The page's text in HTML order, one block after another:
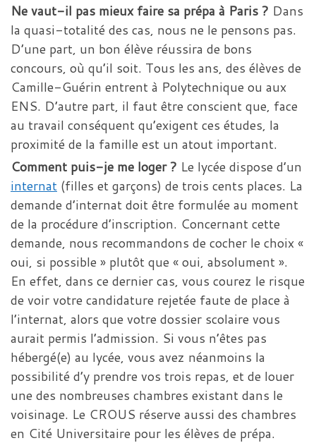
Ne vaut-il pas mieux faire sa prépa à Paris ? Dans
la quasi-totalité des cas, nous ne le pensons pas.
D’une part, un bon élève réussira de bons
concours, où qu’il soit. Tous les ans, des élèves de
Camille-Guérin entrent à Polytechnique ou aux
ENS. D’autre part, il faut être conscient que, face
au travail conséquent qu’exigent ces études, la
proximité de la famille est un atout important.
Comment puis-je me loger ? Le lycée dispose d’un
internat (filles et garçons) de trois cents places. La
demande d’internat doit être formulée au moment
de la procédure d’inscription. Concernant cette
demande, nous recommandons de cocher le choix «
oui, si possible » plutôt que « oui, absolument ».
En effet, dans ce dernier cas, vous courez le risque
de voir votre candidature rejetée faute de place à
l’internat, alors que votre dossier scolaire vous
aurait permis l’admission. Si vous n’êtes pas
hébergé(e) au lycée, vous avez néanmoins la
possibilité d’y prendre vos trois repas, et de louer
une des nombreuses chambres existant dans le
voisinage. Le CROUS réserve aussi des chambres
en Cité Universitaire pour les élèves de prépa.